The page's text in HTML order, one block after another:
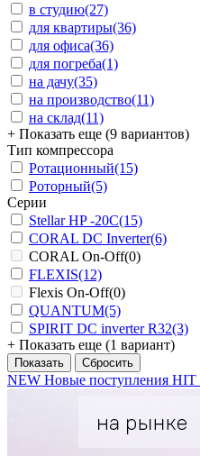
в студию(27)
для квартиры(36)
для офиса(36)
для погреба(1)
на дачу(35)
на производство(11)
на склад(11)
+ Показать еще (9 вариантов)
Тип компрессора
Ротационный(15)
Роторный(5)
Серии
Stellar HP -20С(15)
CORAL DC Inverter(6)
CORAL On-Off(0)
FLEXIS(12)
Flexis On-Off(0)
QUANTUM(5)
SPIRIT DC inverter R32(3)
+ Показать еще (1 вариант)
NEW Новые поступления HIT